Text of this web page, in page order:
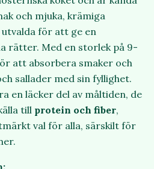
och mjuka, krämiga
för att ge en
rätter. Med en storlek på 9-
att absorbera smaker och
sallader med sin fyllighet.
en läcker del av måltiden, de
till protein och fiber,
val för alla, särskilt för